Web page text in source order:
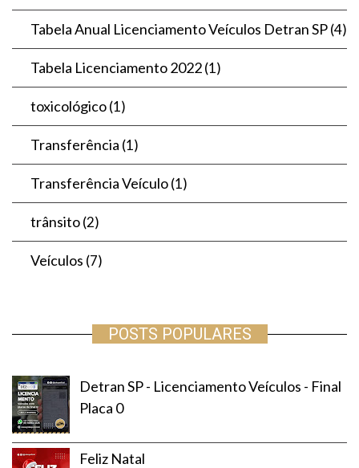
Tabela Anual Licenciamento Veículos Detran SP(4)
Tabela Licenciamento 2022(1)
toxicológico(1)
Transferência (1)
Transferência Veículo(1)
trânsito(2)
Veículos (7)
POSTS POPULARES
Detran SP - Licenciamento Veículos - Final
Placa 0
Feliz Natal